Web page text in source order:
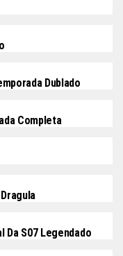
Dublado
Completa
Da S07 Legendado